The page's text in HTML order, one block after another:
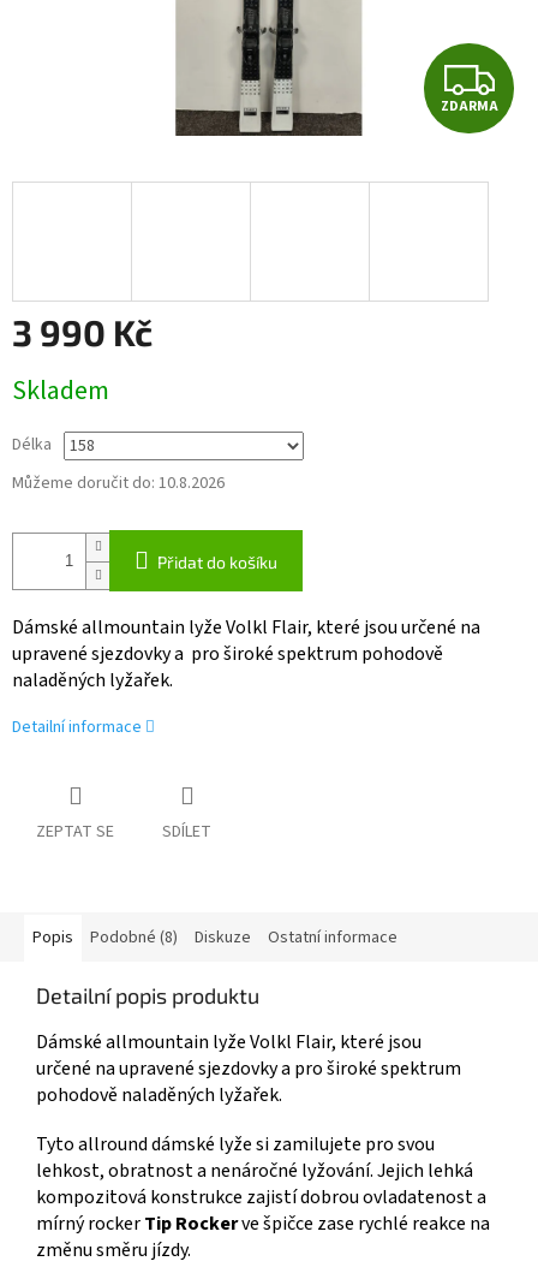
Z
D
ZDARMA
3 990 Kč
cena:
Skladem
Délka
Můžeme doručit do: 10.8.2026
Přidat do košíku
Dámské allmountain lyže Volkl Flair, které jsou určené na
upravené sjezdovky a pro široké spektrum pohodově
naladěných lyžařek.
Detailní informace
ZEPTAT SE SDÍLET
Popis Podobné (8) Diskuze Ostatní informace
Detailní popis produktu
Dámské allmountain lyže Volkl Flair, které jsou
určené na upravené sjezdovky a pro široké spektrum
pohodově naladěných lyžařek.
Tyto allround dámské lyže si zamilujete pro svou
lehkost, obratnost a nenáročné lyžování. Jejich lehká
kompozitová konstrukce zajistí dobrou ovladatenost a
mírný rockerTip Rockerve špičce zase rychlé reakce na
změnu směru jízdy.